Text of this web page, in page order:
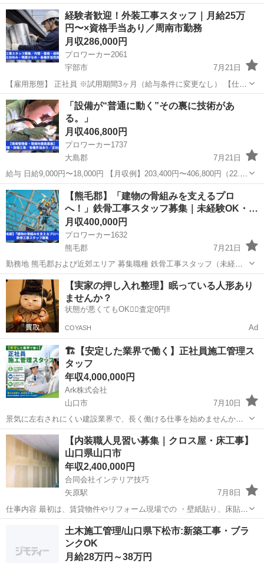
かせるお仕事 大手で安心して働ける環境です 40代・50代・60代の方
が活躍されています <募集要項> <職種> 土木施工管理/山口県下松
市:SRC造新築工事・ブラ...
正社員
経験者歓迎！外装工事スタッフ｜月給25万
円〜×資格手当あり／周南市勤務
月収286,000円
プロワーカー2061
宇部市
7月21日
【雇用形態】 正社員 ※試用期間3ヶ月（給与条件に変更なし） 【仕事
内容】 民間施設から個人宅、商業施設まで、さまざまな建物の外装工
事を行います。 外壁や屋根、遮熱材の施工を中心とした現場作業で
す。 未経...
山口 宇部市 その他 屋根
「設備が“普通に動く”その裏に技術があ
る。」
月収406,800円
プロワーカー1737
大島郡
7月21日
給与 日給9,000円〜18,000円 【月収例】203,400円〜406,800円（22.6
日換算） 扶養手当あり ・配偶者：20,000円／月 ・子ども：5,000円／
人 仕事内容 ・プラン...
山口 大島郡 その他 未経験
【熊毛郡】「建物の骨組みを支えるプロ
へ！」鉄骨工事スタッフ募集｜未経験OK・
経…
月収400,000円
プロワーカー1632
熊毛郡
7月21日
勤務地 熊毛郡および近郊エリア 募集職種 鉄骨工事スタッフ（未経験
者・経験者歓迎） ビル・工場・橋梁などの鉄骨組立・設置作業を担
当。未経験者は基礎から学び、経験者は即戦力として活躍できます！
仕事内容 建...
山口 熊毛郡 その他 未経験
【実家の押し入れ整理】眠っている人形あり
ませんか？
状態が悪くてもOK🙆‍♀️査定0円‼️
COYASH Ad
🏗️【安定した業界で働く】正社員施工管理ス
タッフ
年収4,000,000円
Ark株式会社
山口市
7月10日
景気に左右されにくい建設業界で、長く働ける仕事を始めませんか？
未経験から正社員としてスタートし、専門スキルや資格を身につけら
れます✨ 将来を見据えて、安定した収入とキャリアを築きたい方にお
すすめです！ ーーーーー...
山口 山口市 施工管理
【内装職人見習い募集｜クロス屋・床工事】
山口県山口市
年収2,400,000円
合同会社インテリア技巧
矢原駅
7月8日
仕事内容 最初は、賃貸物件やリフォーム現場での ・壁紙貼り、床貼り
の補助 ・掃除、既存クロスの剥がし作業 など、簡単な作業から始めて
矢原駅 その他 未経験
土木施工管理/山口県下松市:新築工事・ブラ
ンクOK
月給28万円～38万円